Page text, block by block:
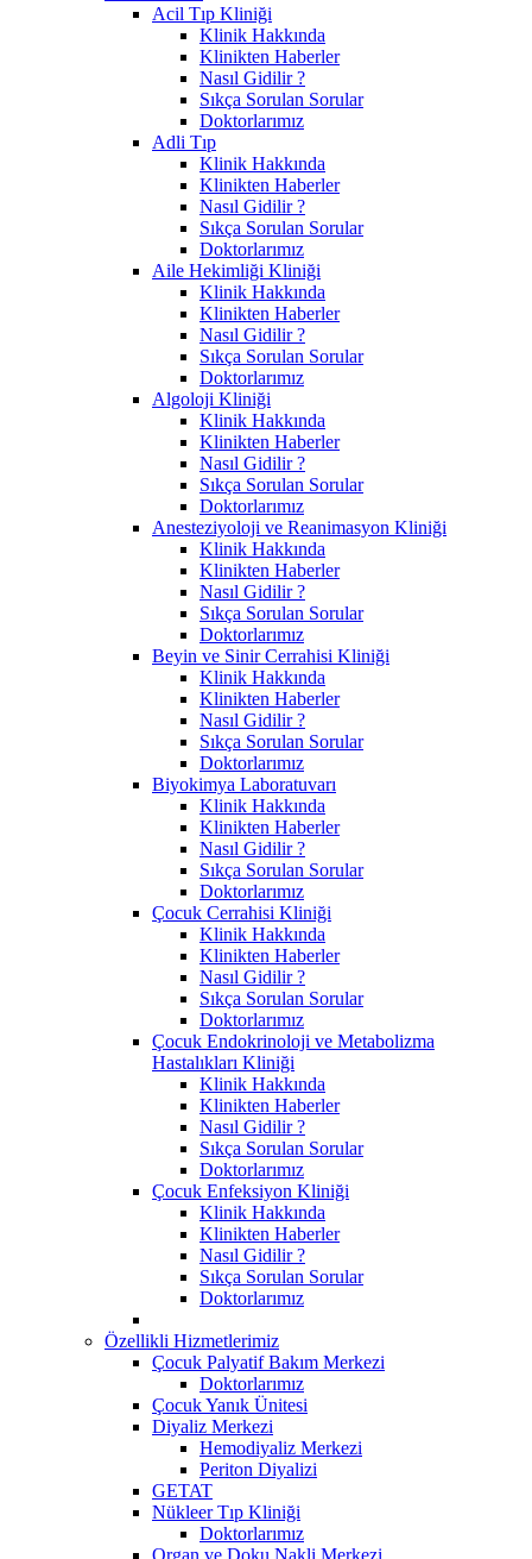
Acil Tıp Kliniği
Klinik Hakkında
Klinikten Haberler
Nasıl Gidilir ?
Sıkça Sorulan Sorular
Doktorlarımız
Adli Tıp
Klinik Hakkında
Klinikten Haberler
Nasıl Gidilir ?
Sıkça Sorulan Sorular
Doktorlarımız
Aile Hekimliği Kliniği
Klinik Hakkında
Klinikten Haberler
Nasıl Gidilir ?
Sıkça Sorulan Sorular
Doktorlarımız
Algoloji Kliniği
Klinik Hakkında
Klinikten Haberler
Nasıl Gidilir ?
Sıkça Sorulan Sorular
Doktorlarımız
Anesteziyoloji ve Reanimasyon Kliniği
Klinik Hakkında
Klinikten Haberler
Nasıl Gidilir ?
Sıkça Sorulan Sorular
Doktorlarımız
Beyin ve Sinir Cerrahisi Kliniği
Klinik Hakkında
Klinikten Haberler
Nasıl Gidilir ?
Sıkça Sorulan Sorular
Doktorlarımız
Biyokimya Laboratuvarı
Klinik Hakkında
Klinikten Haberler
Nasıl Gidilir ?
Sıkça Sorulan Sorular
Doktorlarımız
Çocuk Cerrahisi Kliniği
Klinik Hakkında
Klinikten Haberler
Nasıl Gidilir ?
Sıkça Sorulan Sorular
Doktorlarımız
Çocuk Endokrinoloji ve Metabolizma
Hastalıkları Kliniği
Klinik Hakkında
Klinikten Haberler
Nasıl Gidilir ?
Sıkça Sorulan Sorular
Doktorlarımız
Çocuk Enfeksiyon Kliniği
Klinik Hakkında
Klinikten Haberler
Nasıl Gidilir ?
Sıkça Sorulan Sorular
Doktorlarımız
Özellikli Hizmetlerimiz
Çocuk Palyatif Bakım Merkezi
Doktorlarımız
Çocuk Yanık Ünitesi
Diyaliz Merkezi
Hemodiyaliz Merkezi
Periton Diyalizi
GETAT
Nükleer Tıp Kliniği
Doktorlarımız
Organ ve Doku Nakli Merkezi